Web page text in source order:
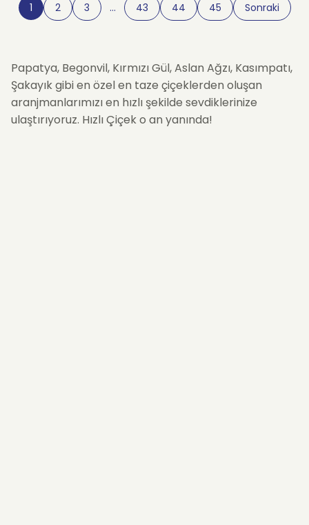
1 2 3 … 43 44 45 Sonraki
Papatya, Begonvil, Kırmızı Gül, Aslan Ağzı, Kasımpatı,
Şakayık gibi en özel en taze çiçeklerden oluşan
aranjmanlarımızı en hızlı şekilde sevdiklerinize
ulaştırıyoruz. Hızlı Çiçek o an yanında!